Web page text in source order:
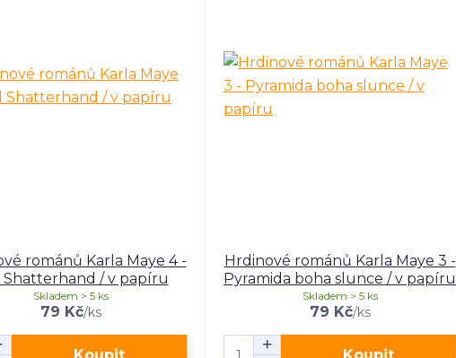
románů Karla Maye 4 -
Shatterhand / v papíru
79 Kč/ks
Skladem > 5 ks
Koupit
Hrdinové románů Karla Maye 3 -
Pyramida boha slunce / v papíru
79 Kč/ks
Skladem > 5 ks
Koupit